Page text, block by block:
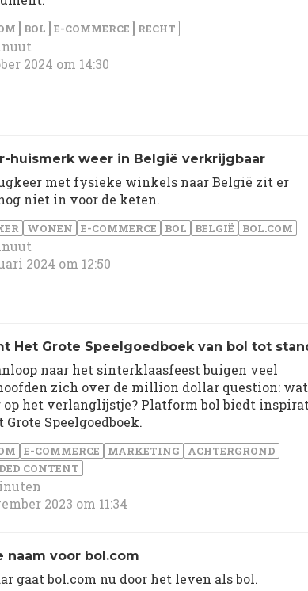
BOL E-COMMERCE RECHT
2024 om 14:30
huismerk weer in België verkrijgbaar
met fysieke winkels naar België zit er
niet in voor de keten.
WONEN E-COMMERCE BOL BELGIË BOL.COM
2024 om 12:50
Het Grote Speelgoedboek van bol tot
naar het sinterklaasfeest buigen veel
zich over de million dollar question: wat
op het verlanglijstje? Platform bol biedt
Grote Speelgoedboek.
E-COMMERCE MARKETING
ACHTERGROND
CONTENT
2023 om 11:34
naam voor bol.com
gaat bol.com nu door het leven als bol.